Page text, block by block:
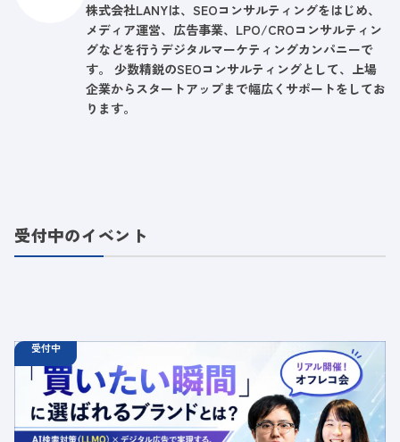
株式会社LANYは、SEOコンサルティングをはじめ、
メディア運営、広告事業、LPO/CROコンサルティン
グなどを行うデジタルマーケティングカンパニーで
す。 少数精鋭のSEOコンサルティングとして、上場
企業からスタートアップまで幅広くサポートをしてお
ります。
受付中のイベント
受付中
オフラインイベント 18:30 - 20:00
【オフラインイベント】「買いたい瞬間」に選ばれるブラ
ンドとは？AI検索対策（LLMO）×デジタル広告で実現す
る、新市場・CEPs拡張戦略